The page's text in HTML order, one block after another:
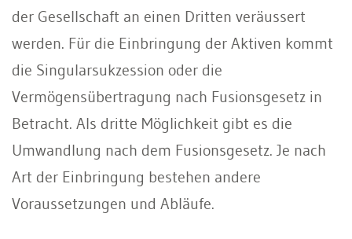
der Gesellschaft an einen Dritten veräussert
werden. Für die Einbringung der Aktiven kommt
die Singularsukzession oder die
Vermögensübertragung nach Fusionsgesetz in
Betracht. Als dritte Möglichkeit gibt es die
Umwandlung nach dem Fusionsgesetz. Je nach
Art der Einbringung bestehen andere
Voraussetzungen und Abläufe.